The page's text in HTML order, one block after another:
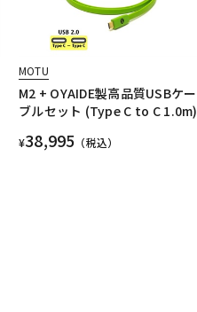
MOTU
M2 + OYAIDE製高品質USBケー
ブルセット (Type C to C 1.0m)
¥38,995 （税込）